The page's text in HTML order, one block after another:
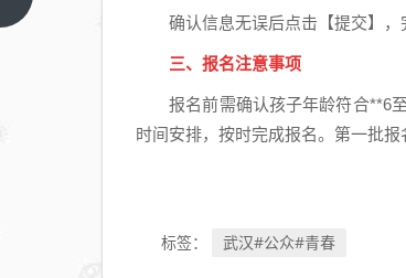
确认信息无误后点击【提交】，
三、报名注意事项
报名前需确认孩子年龄符合**6至
时间安排，按时完成报名。第一批
标签： 武汉#公众#青春